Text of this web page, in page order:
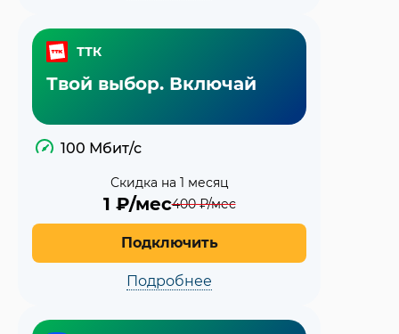
ТТК
Твой выбор. Включай
100 Мбит/с
Скидка на 1 месяц
1 ₽/мес400₽/мес
Подключить
Подробнее